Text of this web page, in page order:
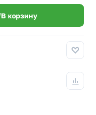
В корзину